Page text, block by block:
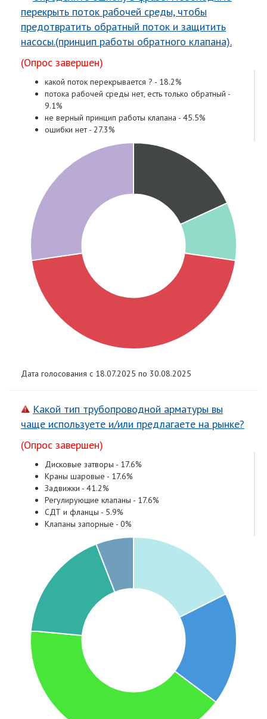
перекрыть поток рабочей среды, чтобы
предотвратить обратный поток и защитить
насосы.(принцип работы обратного клапана).
(Опрос завершен)
какой поток перекрывается ? - 18.2%
потока рабочей среды нет, есть только обратный -
9.1%
не верный принцип работы клапана - 45.5%
ошибки нет - 27.3%
Дата голосования с 18.07.2025 по 30.08.2025
Какой тип трубопроводной арматуры вы
чаще используете и/или предлагаете на рынке?
(Опрос завершен)
Дисковые затворы - 17.6%
Краны шаровые - 17.6%
Задвижки - 41.2%
Регулирующие клапаны - 17.6%
СДТ и фланцы - 5.9%
Клапаны запорные - 0%